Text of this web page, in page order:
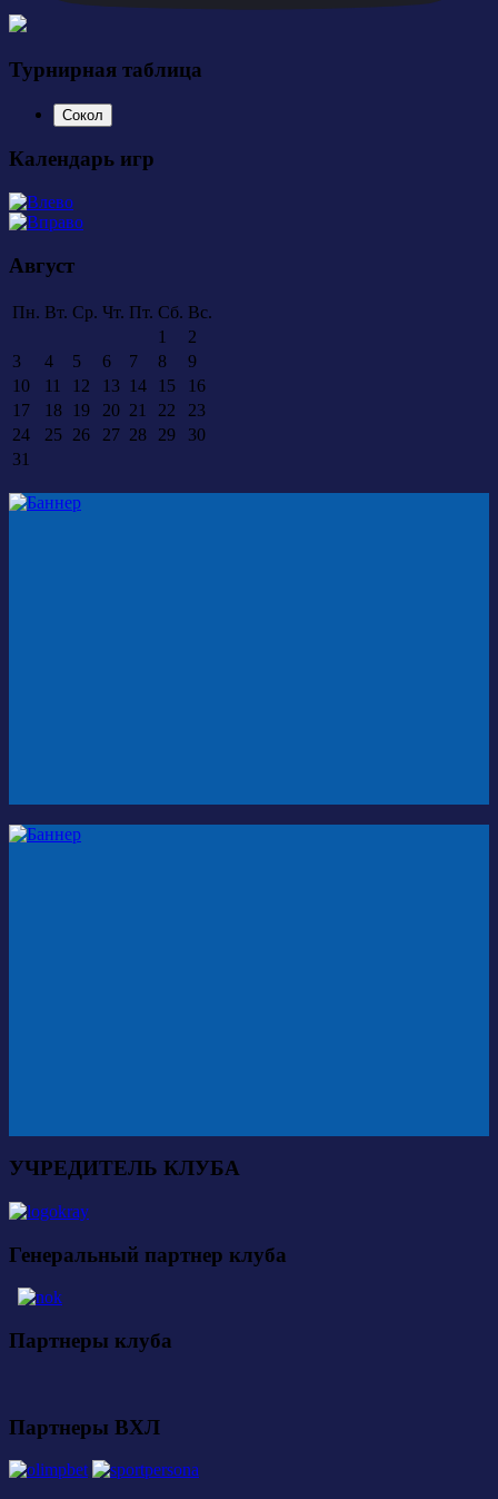
Турнирная таблица
Сокол
Календарь игр
Август
Пн. Вт. Ср. Чт. Пт. Сб. Вс.
1
2
3
4 5 6 7 8
9
10
11 12 13 14 15
16
17
18 19 20 21 22
23
24
25 26 27 28 29
30
31
УЧРЕДИТЕЛЬ КЛУБА
Генеральный партнер клуба
Партнеры клуба
Партнеры ВХЛ